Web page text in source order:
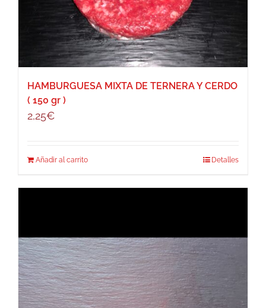
HAMBURGUESA MIXTA DE TERNERA Y CERDO
( 150 gr )
2,25€
Añadir al carrito Detalles